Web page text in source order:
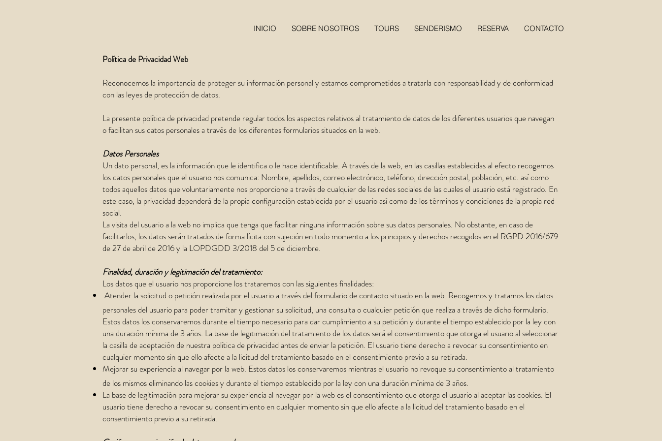
INICIO SOBRE NOSOTROS TOURS SENDERISMO RESERVA CONTACTO
Política de Privacidad Web
Reconocemos la importancia de proteger su información personal y estamos comprometidos a tratarla con responsabilidad y de conformidad
con las leyes de protección de datos.
La presente política de privacidad pretende regular todos los aspectos relativos al tratamiento de datos de los diferentes usuarios que navegan
o facilitan sus datos personales a través de los diferentes formularios situados en la web.
Datos Personales
Un dato personal, es la información que le identifica o le hace identificable. A través de la web, en las casillas establecidas al efecto recogemos
los datos personales que el usuario nos comunica: Nombre, apellidos, correo electrónico, teléfono, dirección postal, población, etc. así como
todos aquellos datos que voluntariamente nos proporcione a través de cualquier de las redes sociales de las cuales el usuario está registrado. En
este caso, la privacidad dependerá de la propia configuración establecida por el usuario así como de los términos y condiciones de la propia red
social.
La visita del usuario a la web no implica que tenga que facilitar ninguna información sobre sus datos personales. No obstante, en caso de
facilitarlos, los datos serán tratados de forma lícita con sujeción en todo momento a los principios y derechos recogidos en el RGPD 2016/679
de 27 de abril de 2016 y la LOPDGDD 3/2018 del 5 de diciembre.
Finalidad, duración y legitimación del tratamiento:
Los datos que el usuario nos proporcione los trataremos con las siguientes finalidades:
 Atender la solicitud o petición realizada por el usuario a través del formulario de contacto situado en la web. Recogemos y tratamos los datos
personales del usuario para poder tramitar y gestionar su solicitud, una consulta o cualquier petición que realiza a través de dicho formulario.
Estos datos los conservaremos durante el tiempo necesario para dar cumplimiento a su petición y durante el tiempo establecido por la ley con
una duración mínima de 3 años. La base de legitimación del tratamiento de los datos será el consentimiento que otorga el usuario al seleccionar
la casilla de aceptación de nuestra política de privacidad antes de enviar la petición. El usuario tiene derecho a revocar su consentimiento en
cualquier momento sin que ello afecte a la licitud del tratamiento basado en el consentimiento previo a su retirada.
Mejorar su experiencia al navegar por la web. Estos datos los conservaremos mientras el usuario no revoque su consentimiento al tratamiento
de los mismos eliminando las cookies y durante el tiempo establecido por la ley con una duración mínima de 3 años.
La base de legitimación para mejorar su experiencia al navegar por la web es el consentimiento que otorga el usuario al aceptar las cookies. El
usuario tiene derecho a revocar su consentimiento en cualquier momento sin que ello afecte a la licitud del tratamiento basado en el
consentimiento previo a su retirada.